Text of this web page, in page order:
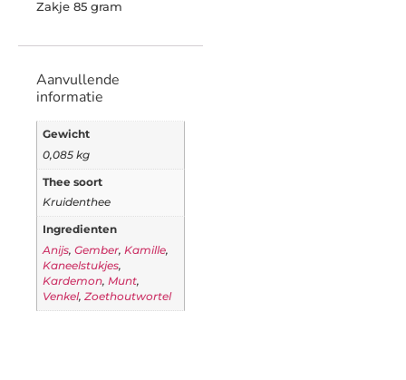
Zakje 85 gram
Aanvullende
informatie
Gewicht
0,085 kg
Thee soort
Kruidenthee
Ingredienten
Anijs, Gember, Kamille,
Kaneelstukjes,
Kardemon, Munt,
Venkel, Zoethoutwortel